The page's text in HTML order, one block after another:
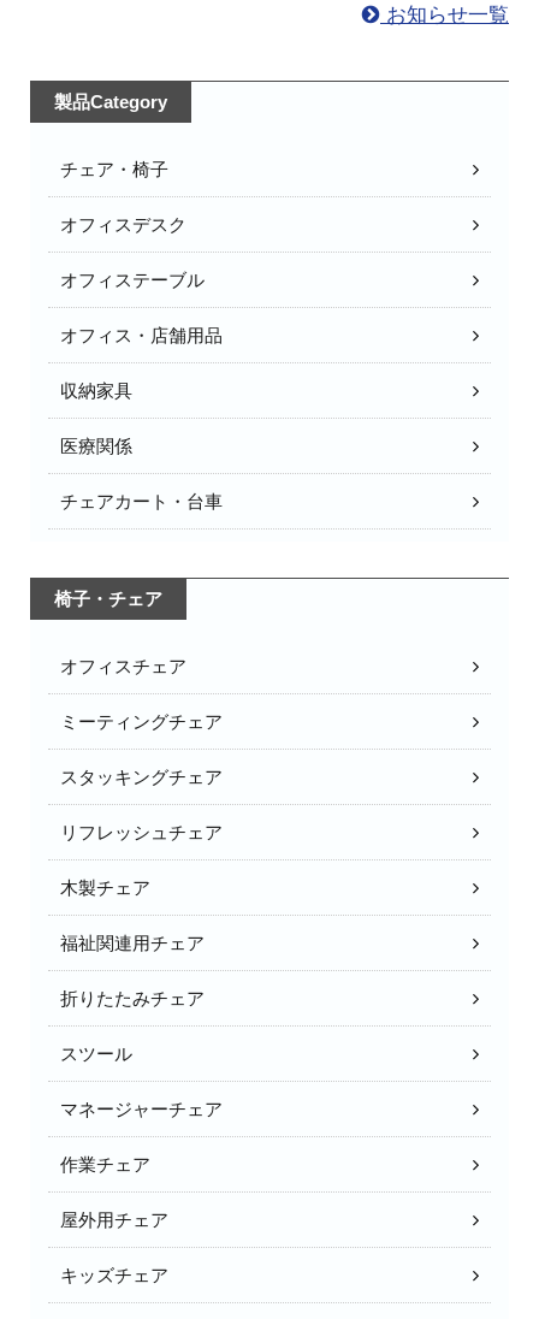
お知らせ一覧
製品Category
チェア・椅子
オフィスデスク
オフィステーブル
オフィス・店舗用品
収納家具
医療関係
チェアカート・台車
椅子・チェア
オフィスチェア
ミーティングチェア
スタッキングチェア
リフレッシュチェア
木製チェア
福祉関連用チェア
折りたたみチェア
スツール
マネージャーチェア
作業チェア
屋外用チェア
キッズチェア